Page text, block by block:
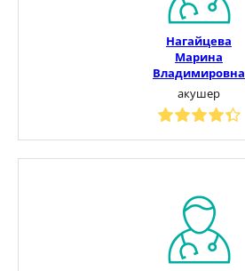
Нагайцева
Марина
Владимировна
акушер